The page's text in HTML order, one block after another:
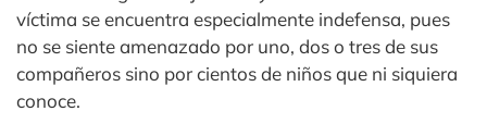
víctima se encuentra especialmente indefensa, pues
no se siente amenazado por uno, dos o tres de sus
compañeros sino por cientos de niños que ni siquiera
conoce.